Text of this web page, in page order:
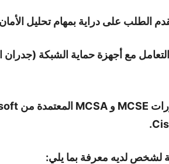
الطلب على دراية بمهام تحليل
لشخص لديه معرفة بما يلي: